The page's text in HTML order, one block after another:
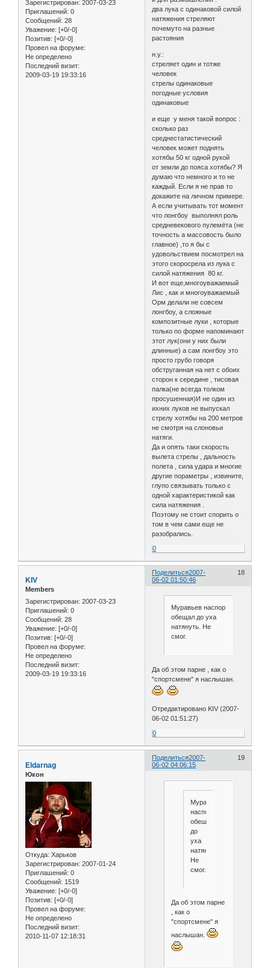
Зарегистрирован: 2007-03-23
Приглашений: 0
Сообщений: 28
Уважение: [+0/-0]
Позитив: [+0/-0]
Провел на форуме:
Не определено
Последний визит:
2009-03-19 19:33:16
два лука с одинаковой силой
натяжения стреляют
почемуто на разные
растояния
н.у.:
стреляет один и тотже
человек
стрелы одинаковые
погодные условия
одинаковые
и еще у меня такой вопрос :
сколько раз
среднестатистический
человек может поднять
хотябы 50 кг одной рукой
от земли до пояса хотябы? Я
думаю что немного и то не
каждый. Если я не прав то
докажите на личном примере.
А если учитывать тот момент
что лонгбоу выполнял роль
средневекового пулемёта (не
точность а массовость было
главное) ,то я бы с
удовольствием посмотрел на
этого скоросрела из лука с
силой натяжения 80 кг.
И вот еще,многоуважаемый
Лис , как и многоуважаемый
Орм делали не совсем
лонгбоу, а сложные
композитные луки , которые
только по форме напоминают
этот лук(они у них были
длинные) а сам лонгбоу это
просто грубо говоря
обструганная на нет с обоих
сторон к середине , тисовая
палка(не всегда толком
просушенная)И не один из
ихних луков не выпускал
стрелу хотябы на 200 метров
не смотря на слоновьи
натяги.
Да и опять таки скорость
вылета стрелы , дальность
полета , сила удара и многие
другие пораметры , извините,
глупо связывать только с
одной характеристикой как
сила натяжения .
Поэтому не стоит спорить о
том в чем сами еще не
разобрались.
0
Поделиться 18
2007-
06-02 01:50:46
KIV
Members
Зарегистрирован: 2007-03-23
Приглашений: 0
Сообщений: 28
Уважение: [+0/-0]
Позитив: [+0/-0]
Провел на форуме:
Не определено
Последний визит:
2009-03-19 19:33:16
Муравьев наспор
обещал до уха
натянуть. Не
смог.
Да об этом парне , как о
"спортсмене" я наслышан.
Отредактировано KIV (2007-
06-02 01:51:27)
0
Поделиться 19
2007-
06-02 04:06:15
Eldarnag
Юкон
Откуда: Харьков
Зарегистрирован: 2007-01-24
Приглашений: 0
Сообщений: 1519
Уважение: [+0/-0]
Позитив: [+0/-0]
Провел на форуме:
Не определено
Последний визит:
2010-11-07 12:18:31
Муравьев
наспор
обещал
до
уха
натянуть.
Не
смог.
Да об этом парне
, как о
"спортсмене" я
наслышан.